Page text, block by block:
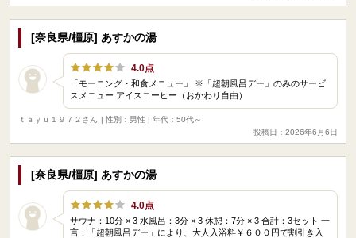
[奈良県/橿原] あすかの湯
4.0点
「モーニング・和食メニュー」 ※「超朝風呂デー」のみのサービ
スメニュー アイスコーヒー（おかわり自由）
ｔａｙｕ１９７２さん
| 性別：男性 | 年代：50代～
投稿日：2026年6月6日
[奈良県/橿原] あすかの湯
4.0点
サウナ：10分 × 3 水風呂：3分 × 3 休憩：7分 × 3 合計：3セット 一
言：「超朝風呂デー」により、大人入浴料￥６００円で割引き入